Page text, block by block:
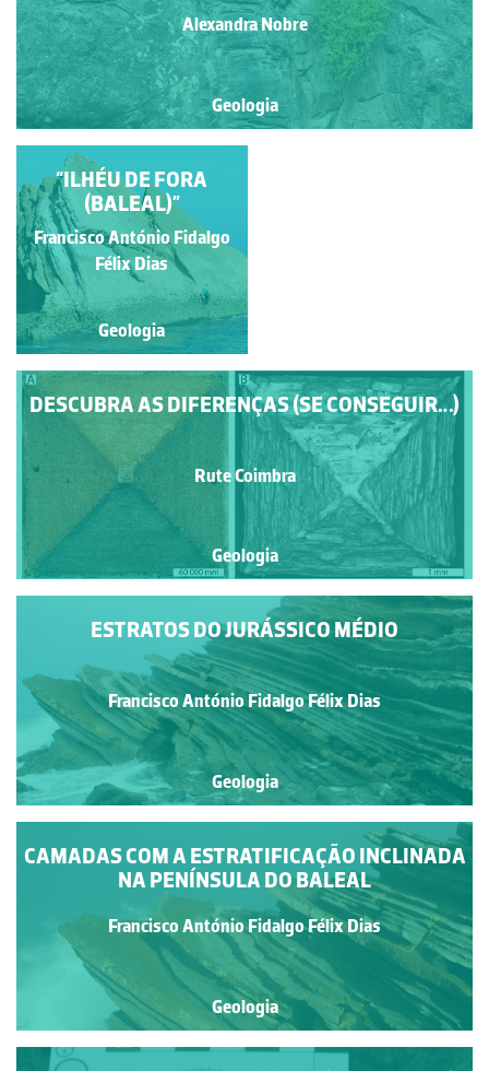
Alexandra Nobre
Geologia
RIBEIRA DE MALOÁS -
GEOSSÍTIO DO
GEOPARQUE AÇORES
Alexandra Nobre
Geologia
DESCUBRA AS DIFERENÇAS (SE CONSEGUIR…)
Rute Coimbra
Geologia
ESTRATOS DO JURÁSSICO MÉDIO
Francisco António Fidalgo Félix Dias
Geologia
CAMADAS COM A ESTRATIFICAÇÃO INCLINADA
NA PENÍNSULA DO BALEAL
Francisco António Fidalgo Félix Dias
Geologia
“ILHÉU DE FORA
(BALEAL)”
Francisco António Fidalgo
Félix Dias
Geologia